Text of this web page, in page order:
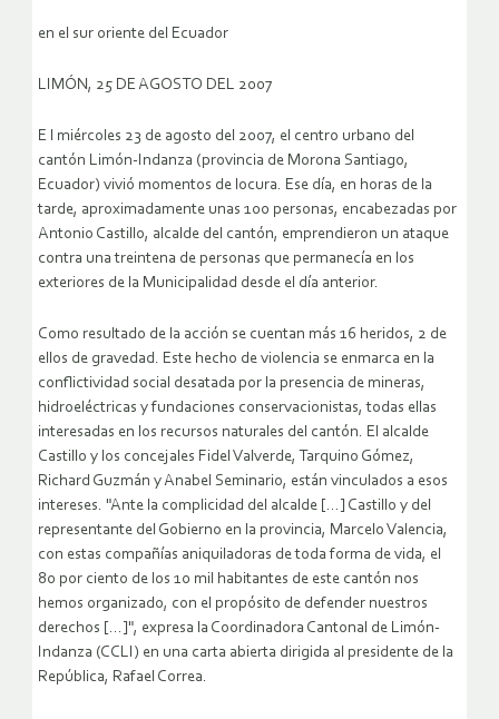
en el sur oriente del Ecuador
LIMÓN, 25 DE AGOSTO DEL 2007
E l miércoles 23 de agosto del 2007, el centro urbano del
cantón Limón-Indanza (provincia de Morona Santiago,
Ecuador) vivió momentos de locura. Ese día, en horas de la
tarde, aproximadamente unas 100 personas, encabezadas por
Antonio Castillo, alcalde del cantón, emprendieron un ataque
contra una treintena de personas que permanecía en los
exteriores de la Municipalidad desde el día anterior.
Como resultado de la acción se cuentan más 16 heridos, 2 de
ellos de gravedad. Este hecho de violencia se enmarca en la
conflictividad social desatada por la presencia de mineras,
hidroeléctricas y fundaciones conservacionistas, todas ellas
interesadas en los recursos naturales del cantón. El alcalde
Castillo y los concejales Fidel Valverde, Tarquino Gómez,
Richard Guzmán y Anabel Seminario, están vinculados a esos
intereses. "Ante la complicidad del alcalde […] Castillo y del
representante del Gobierno en la provincia, Marcelo Valencia,
con estas compañías aniquiladoras de toda forma de vida, el
80 por ciento de los 10 mil habitantes de este cantón nos
hemos organizado, con el propósito de defender nuestros
derechos […]", expresa la Coordinadora Cantonal de Limón-
Indanza (CCLI) en una carta abierta dirigida al presidente de la
República, Rafael Correa.